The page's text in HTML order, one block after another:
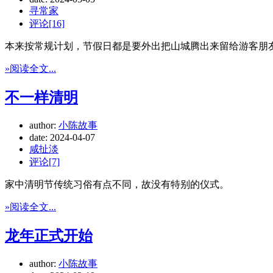
寻常家
评论[16]
本来按常规计划，节假日都是要外出把山城腾出来留给游客朋
»阅读全文...
不一样清明
author: 小陈故事
date: 2024-04-07
咸扯淡
评论[7]
家中清明节传统习俗有点不同，故没有特别的仪式。
»阅读全文...
龙年正式开始
author: 小陈故事